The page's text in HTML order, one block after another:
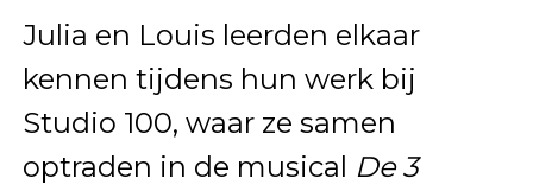
Julia en Louis leerden elkaar
kennen tijdens hun werk bij
Studio 100, waar ze samen
optraden in de musical De 3